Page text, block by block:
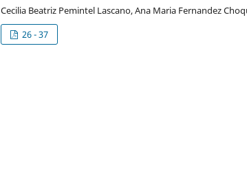
Cecilia Beatriz Pemintel Lascano, Ana Maria Fernandez
26 - 37